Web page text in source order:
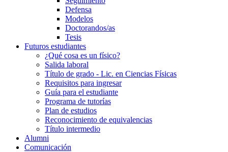
Defensa
Modelos
Doctorandos/as
Tesis
Futuros estudiantes
¿Qué cosa es un físico?
Salida laboral
Título de grado - Lic. en Ciencias Físicas
Requisitos para ingresar
Guía para el estudiante
Programa de tutorías
Plan de estudios
Reconocimiento de equivalencias
Título intermedio
Alumni
Comunicación